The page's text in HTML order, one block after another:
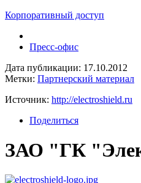
Корпоративный доступ
Пресс-офис
Дата публикации: 17.10.2012
Метки: Партнерский материал
Источник: http://electroshield.ru
Поделиться
ЗАО "ГК